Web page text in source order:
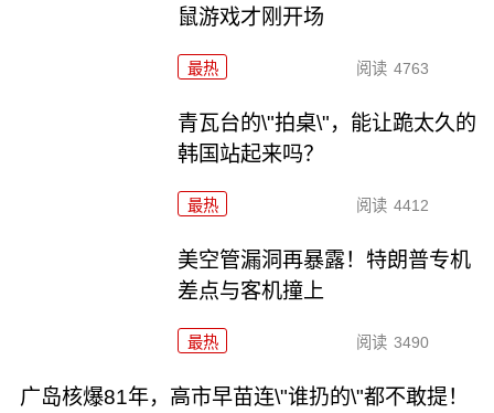
鼠游戏才刚开场
最热 阅读 4763
青瓦台的\"拍桌\"，能让跪太久的
韩国站起来吗？
最热 阅读 4412
美空管漏洞再暴露！特朗普专机
差点与客机撞上
最热 阅读 3490
广岛核爆81年，高市早苗连\"谁扔的\"都不敢提！